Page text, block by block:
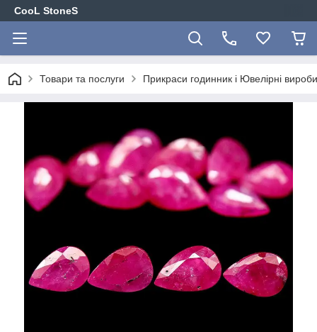
CooL StoneS
Товари та послуги Прикраси годинник і Ювелірні